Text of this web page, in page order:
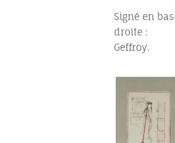
Signé en
droite :
Geffroy.